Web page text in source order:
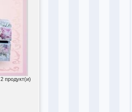
2 продукт(и)